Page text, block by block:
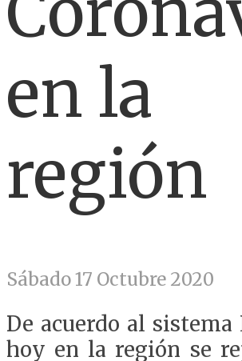
en la
región
Sábado 17 Octubre 2020
De acuerdo al sistema
hoy en la región se